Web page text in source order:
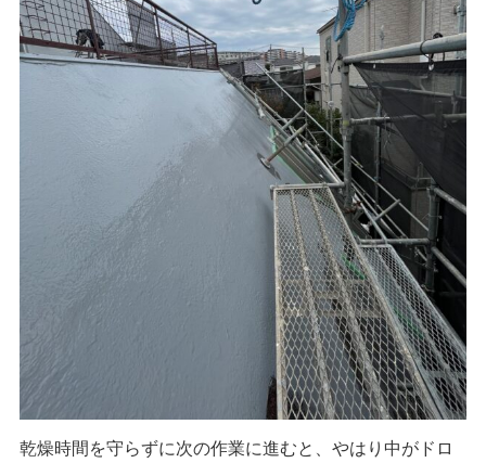
乾燥時間を守らずに次の作業に進むと、やはり中がドロ